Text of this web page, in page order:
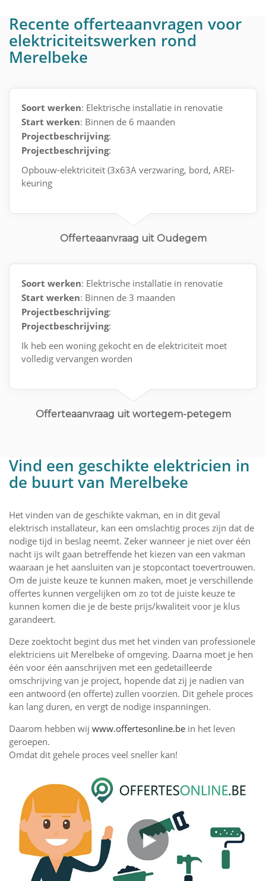
Recente offerteaanvragen voor
elektriciteitswerken rond
Merelbeke
Soort werken: Elektrische installatie in renovatie
Start werken: Binnen de 6 maanden
Projectbeschrijving:
Projectbeschrijving:
Opbouw-elektriciteit (3x63A verzwaring, bord, AREI-
keuring
Offerteaanvraag uit Oudegem
Soort werken: Elektrische installatie in renovatie
Start werken: Binnen de 3 maanden
Projectbeschrijving:
Projectbeschrijving:
Ik heb een woning gekocht en de elektriciteit moet
volledig vervangen worden
Offerteaanvraag uit wortegem-petegem
Vind een geschikte elektricien in
de buurt van Merelbeke
Het vinden van de geschikte vakman, en in dit geval
elektrisch installateur, kan een omslachtig proces zijn dat de
nodige tijd in beslag neemt. Zeker wanneer je niet over één
nacht ijs wilt gaan betreffende het kiezen van een vakman
waaraan je het aansluiten van je stopcontact toevertrouwen.
Om de juiste keuze te kunnen maken, moet je verschillende
offertes kunnen vergelijken om zo tot de juiste keuze te
kunnen komen die je de beste prijs/kwaliteit voor je klus
garandeert.
Deze zoektocht begint dus met het vinden van professionele
elektriciens uit Merelbeke of omgeving. Daarna moet je hen
één voor één aanschrijven met een gedetailleerde
omschrijving van je project, hopende dat zij je nadien van
een antwoord (en offerte) zullen voorzien. Dit gehele proces
kan lang duren, en vergt de nodige inspanningen.
Daarom hebben wij www.offertesonline.be in het leven
geroepen.
Omdat dit gehele proces veel sneller kan!